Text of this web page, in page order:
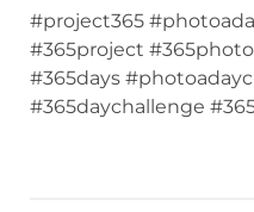
#project365
#365project
#365days
#365daychallenge